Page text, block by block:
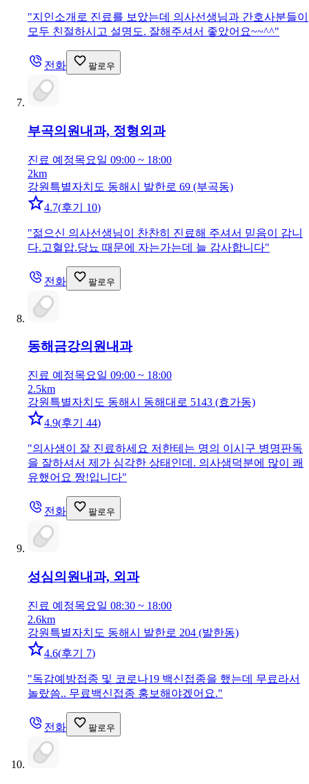
"지인소개로 진료를 보았는데 의사선생님과 간호사분들이
모두 친절하시고 설명도. 잘해주셔서 좋았어요~~^^"
전화 팔로우
부곡의원 내과, 정형외과
진료 예정목요일 09:00 ~ 18:00
2km
강원특별자치도 동해시 발한로 69 (부곡동)
4.7(후기 10)
"젊으신 의사선생님이 찬찬히 진료해 주셔서 믿음이 감니
다.고혈압.당뇨 때문에 자는가는데 늘 감사합니다"
전화 팔로우
동해금강의원내과
진료 예정목요일 09:00 ~ 18:00
2.5km
강원특별자치도 동해시 동해대로 5143 (효가동)
4.9(후기 44)
"의사샘이 잘 진료하세요 저한테는 명의 이시구 병명판독
을 잘하셔서 제가 심각한 상태인데. 의사샘덕분에 많이 쾌
유했어요 짱!입니다"
전화 팔로우
성심의원 내과, 외과
진료 예정목요일 08:30 ~ 18:00
2.6km
강원특별자치도 동해시 발한로 204 (발한동)
4.6(후기 7)
"독감예방접종 및 코로나19 백신접종을 했는데 무료라서
놀랐씀.. 무료백신접종 홍보해야겠어요."
전화 팔로우